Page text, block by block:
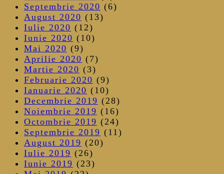
Septembrie 2020 (6)
August 2020 (13)
Iulie 2020 (12)
Iunie 2020 (10)
Mai 2020 (9)
Aprilie 2020 (7)
Martie 2020 (3)
Februarie 2020 (9)
Ianuarie 2020 (10)
Decembrie 2019 (28)
Noiembrie 2019 (16)
Octombrie 2019 (24)
Septembrie 2019 (11)
August 2019 (20)
Iulie 2019 (26)
Iunie 2019 (23)